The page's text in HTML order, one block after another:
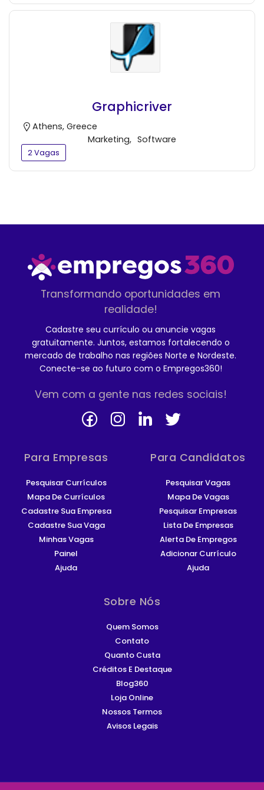
Graphicriver
Athens, Greece
Marketing, Software
2 Vagas
Transformando oportunidades em
realidade!
Cadastre seu currículo ou anuncie vagas
gratuitamente. Juntos, estamos fortalecendo o
mercado de trabalho nas regiões Norte e Nordeste.
Conecte-se ao futuro com o Empregos360!
Vem com a gente nas redes sociais!
Para Empresas
Pesquisar Currículos
Mapa De Currículos
Cadastre Sua Empresa
Cadastre Sua Vaga
Minhas Vagas
Painel
Ajuda
Para Candidatos
Pesquisar Vagas
Mapa De Vagas
Pesquisar Empresas
Lista De Empresas
Alerta De Empregos
Adicionar Currículo
Ajuda
Sobre Nós
Quem Somos
Contato
Quanto Custa
Créditos E Destaque
Blog360
Loja Online
Nossos Termos
Avisos Legais